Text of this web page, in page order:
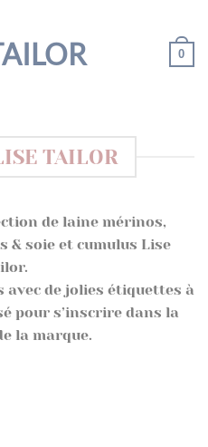
0
TAILOR
de laine mérinos,
& soie et cumulus Lise
avec de jolies étiquettes à
pour s’inscrire dans la
la marque.